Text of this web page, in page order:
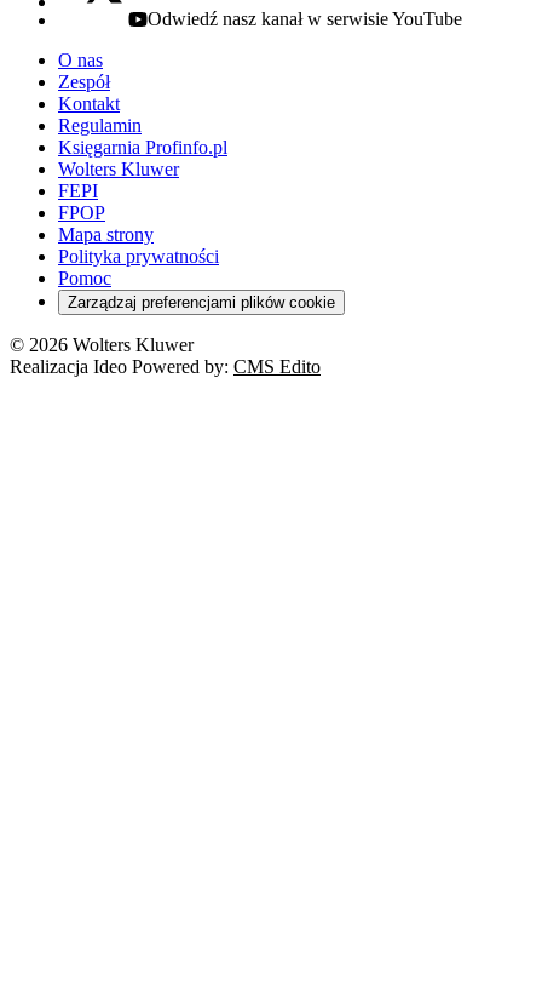
youtube - otwiera się w nowej karcie
Odwiedź nasz kanał w serwisie YouTube
O nas
Zespół
Kontakt
Regulamin
Księgarnia Profinfo.pl
Wolters Kluwer
FEPI
FPOP
Mapa strony
Polityka prywatności
Pomoc
Zarządzaj preferencjami plików cookie
© 2026 Wolters Kluwer
Realizacja Ideo Powered by: CMS Edito